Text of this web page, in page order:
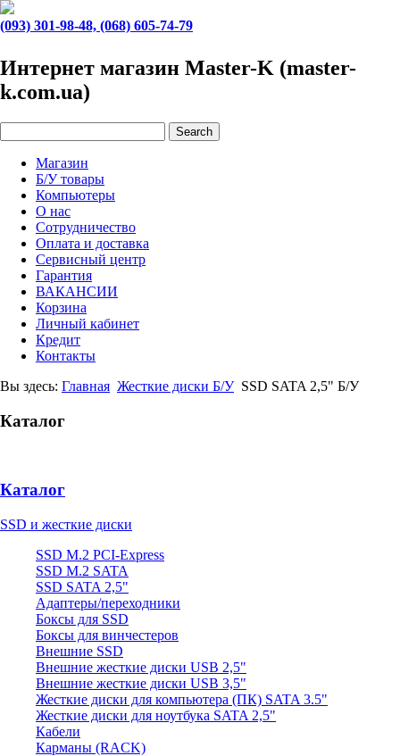
(093) 301-98-48, (068) 605-74-79
Интернет магазин Master-K (master-
k.com.ua)
Магазин
Б/У товары
Компьютеры
О нас
Сотрудничество
Оплата и доставка
Сервисный центр
Гарантия
ВАКАНСИИ
Корзина
Личный кабинет
Кредит
Контакты
Вы здесь: Главная Жесткие диски Б/У SSD SATA 2,5" Б/У
Каталог
Каталог
SSD и жесткие диски
SSD M.2 PCI-Express
SSD M.2 SATA
SSD SATA 2,5"
Адаптеры/переходники
Боксы для SSD
Боксы для винчестеров
Внешние SSD
Внешние жесткие диски USB 2,5"
Внешние жесткие диски USB 3,5"
Жесткие диски для компьютера (ПК) SATA 3.5"
Жесткие диски для ноутбука SATA 2,5"
Кабели
Карманы (RACK)